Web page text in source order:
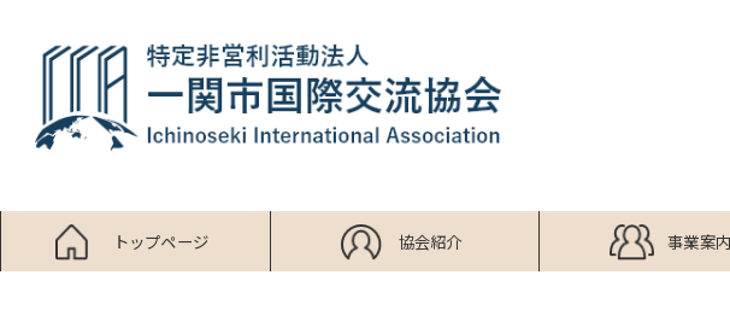
トップページ 協会紹介 事業案内